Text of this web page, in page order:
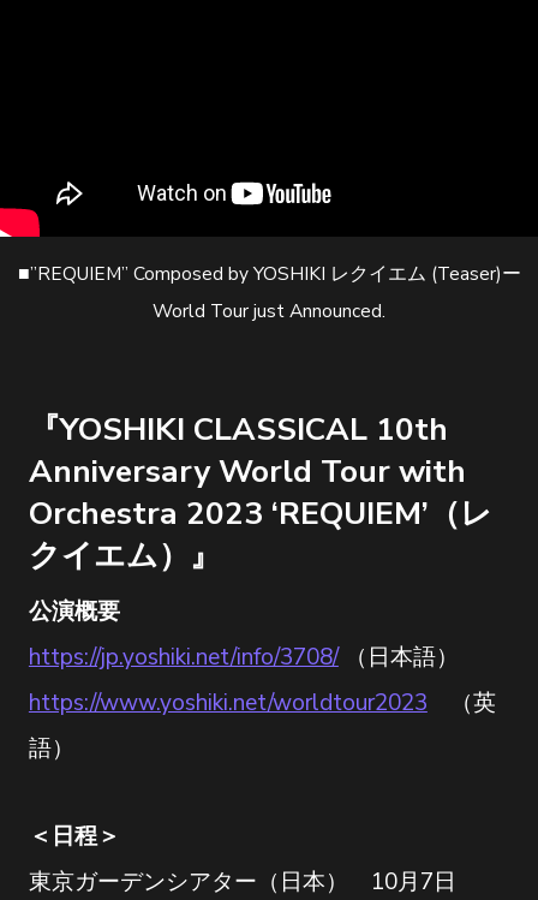
■”REQUIEM” Composed by YOSHIKI レクイエム (Teaser)ー
World Tour just Announced.
『YOSHIKI CLASSICAL 10th
Anniversary World Tour with
Orchestra 2023 ‘REQUIEM’（レ
クイエム）』
公演概要
https://jp.yoshiki.net/info/3708/（日本語）
https://www.yoshiki.net/worldtour2023 （英
語）
＜日程＞
東京ガーデンシアター（日本） 10月7日